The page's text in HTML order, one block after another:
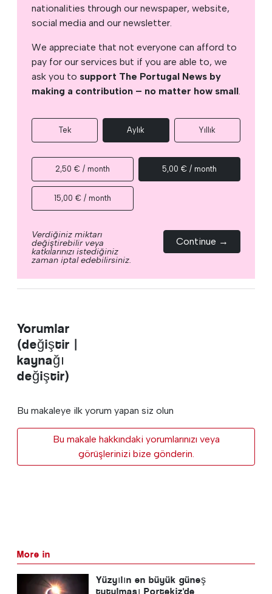
nationalities through our newspaper, website,
social media and our newsletter.
We appreciate that not everyone can afford to
pay for our services but if you are able to, we
ask you to support The Portugal News by
making a contribution – no matter how small.
Tek Aylık Yıllık
2,50 € / month 5,00 € / month
15,00 € / month
Verdiğiniz miktarı
değiştirebilir veya
katkılarınızı istediğiniz
zaman iptal edebilirsiniz.
Continue →
Yorumlar
(değiştir |
kaynağı
değiştir)
Bu makaleye ilk yorum yapan siz olun
Bu makale hakkındaki yorumlarınızı veya
görüşlerinizi bize gönderin.
More in
Yüzyılın en büyük güneş
tutulması Portekiz'de